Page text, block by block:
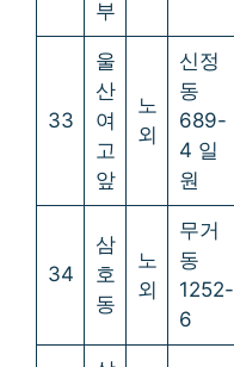
부
33
울
산
여
고
앞
노
외
신정
동
689-
4 일
원
34
삼
호
동
노
외
무거
동
1252-
6